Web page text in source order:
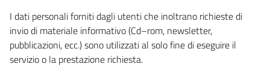
I dati personali forniti dagli utenti che inoltrano richieste di
invio di materiale informativo (Cd–rom, newsletter,
pubblicazioni, ecc.) sono utilizzati al solo fine di eseguire il
servizio o la prestazione richiesta.